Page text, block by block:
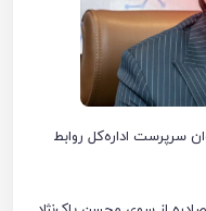
سرپرست اداره‌کل روابط